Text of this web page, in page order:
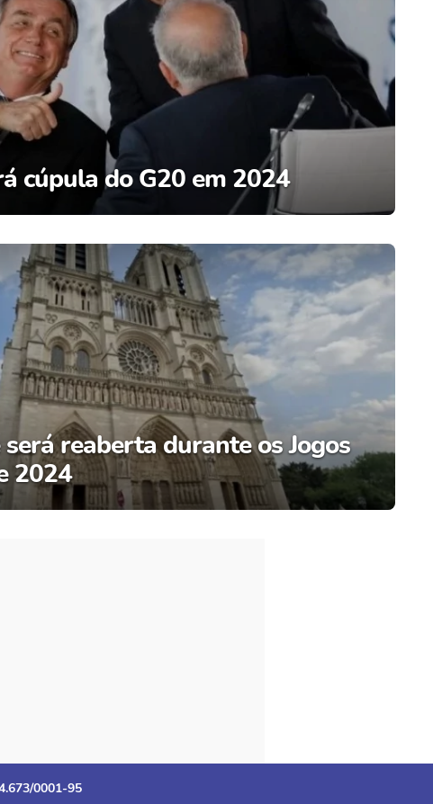
cúpula do G20 em 2024
reaberta durante os Jogos
2024
0001-95